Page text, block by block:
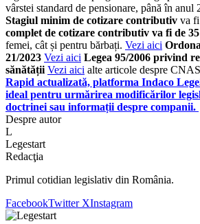
vârstei standard de pensionare, până în anul
Stagiul minim de cotizare contributiv va
complet de cotizare contributiv va fi de
femei, cât și pentru bărbați. Vezi aici
21/2023 Vezi aici Legea 95/2006 privind
sănătății Vezi aici alte articole despre CNAS
Rapid actualizată, platforma Indaco
ideal pentru urmărirea modificărilor
doctrinei sau informații despre companii.
Despre autor
L
Legestart
Redacţia
Primul cotidian legislativ din România.
FacebookTwitter XInstagram